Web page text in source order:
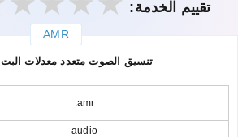
تقييم الخدمة:
AMR
AMR — تنسيق الصوت متعدد معدلات البت
.amr
audio